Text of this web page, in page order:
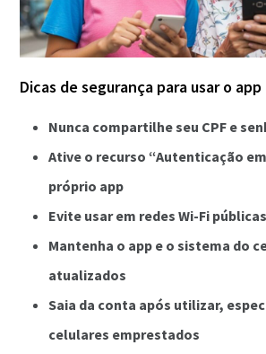
Dicas de segurança para usar o
Nunca compartilhe seu CPF e
Ative o recurso “Autenticação
próprio app
Evite usar em redes Wi-Fi públicas
Mantenha o app e o sistema do
atualizados
Saia da conta após utilizar,
celulares emprestados